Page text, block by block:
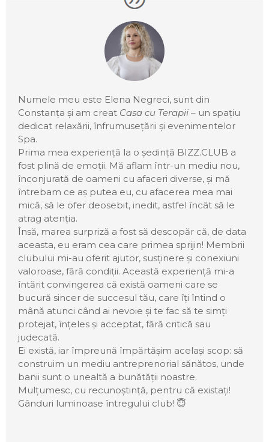
Numele meu este Elena Negreci, sunt din
Constanța și am creat Casa cu Terapii – un spațiu
dedicat relaxării, înfrumusețării și evenimentelor
Spa.
Prima mea experiență la o ședință BIZZ.CLUB a
fost plină de emoții. Mă aflam într-un mediu nou,
înconjurată de oameni cu afaceri diverse, și mă
întrebam ce aș putea eu, cu afacerea mea mai
mică, să le ofer deosebit, inedit, astfel încât să le
atrag atenția.
Însă, marea surpriză a fost să descopăr că, de data
aceasta, eu eram cea care primea sprijin! Membrii
clubului mi-au oferit ajutor, susținere și conexiuni
valoroase, fără condiții. Această experiență mi-a
întărit convingerea că există oameni care se
bucură sincer de succesul tău, care îți întind o
mână atunci când ai nevoie și te fac să te simți
protejat, înțeles și acceptat, fără critică sau
judecată.
Ei există, iar împreună împărtășim același scop: să
construim un mediu antreprenorial sănătos, unde
banii sunt o unealtă a bunătății noastre.
Mulțumesc, cu recunoștință, pentru că existați!
Gânduri luminoase întregului club! 😇